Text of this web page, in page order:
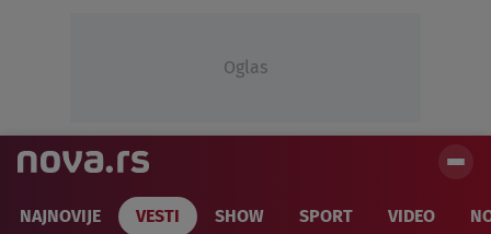
Oglas
NAJNOVIJE VESTI SHOW SPORT VIDEO